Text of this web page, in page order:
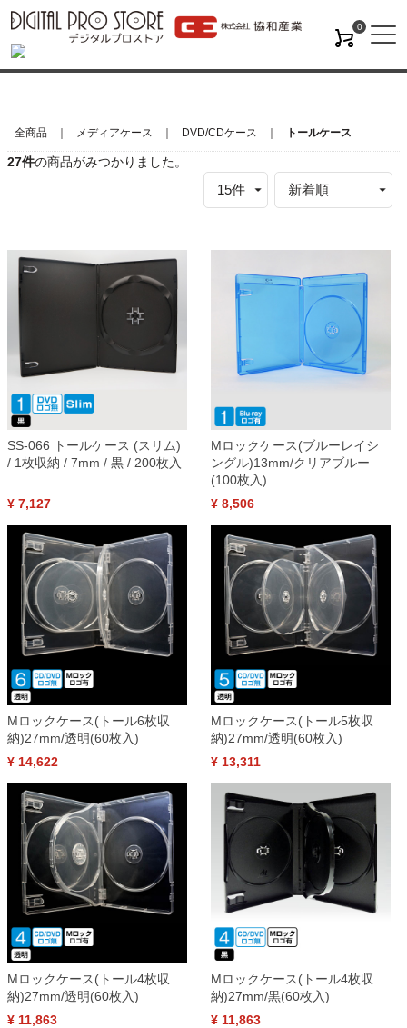
0
全商品 メディアケース DVD/CDケース トールケース
27件の商品がみつかりました。
SS-066 トールケース (スリム)
/ 1枚収納 / 7mm / 黒 / 200枚入
¥ 7,127
Mロックケース(ブルーレイシ
ングル)13mm/クリアブルー
(100枚入)
¥ 8,506
Mロックケース(トール6枚収
納)27mm/透明(60枚入)
¥ 14,622
Mロックケース(トール5枚収
納)27mm/透明(60枚入)
¥ 13,311
Mロックケース(トール4枚収
納)27mm/透明(60枚入)
¥ 11,863
Mロックケース(トール4枚収
納)27mm/黒(60枚入)
¥ 11,863